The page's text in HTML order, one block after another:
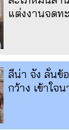
แต่งงานจดท
ลีน่า จัง ลั่นข้
กว้าง เข้าใจน